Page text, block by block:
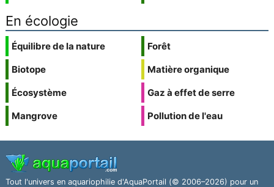
En écologie
Équilibre de la nature
Biotope
Écosystème
Mangrove
Forêt
Matière organique
Gaz à effet de serre
Pollution de l'eau
Tout l'univers en aquariophilie d'AquaPortail (© 2006–2026) pour un